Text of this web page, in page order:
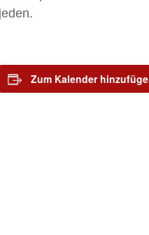
jeden.
Zum Kalender